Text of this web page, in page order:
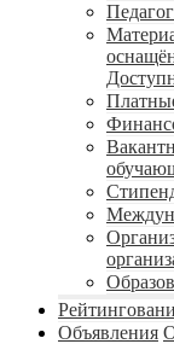
Объявления